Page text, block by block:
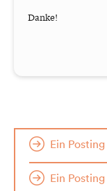
Danke!
Ein
Ein